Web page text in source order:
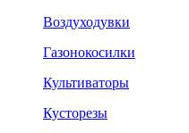
Воздуходувки
Газонокосилки
Культиваторы
Кусторезы